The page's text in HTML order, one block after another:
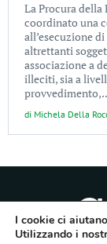
La Procura
coordinato una
all’esecuzione
altrettanti
associazione a
illeciti, sia a
di Michela Della
I cookie ci
Utilizzando i